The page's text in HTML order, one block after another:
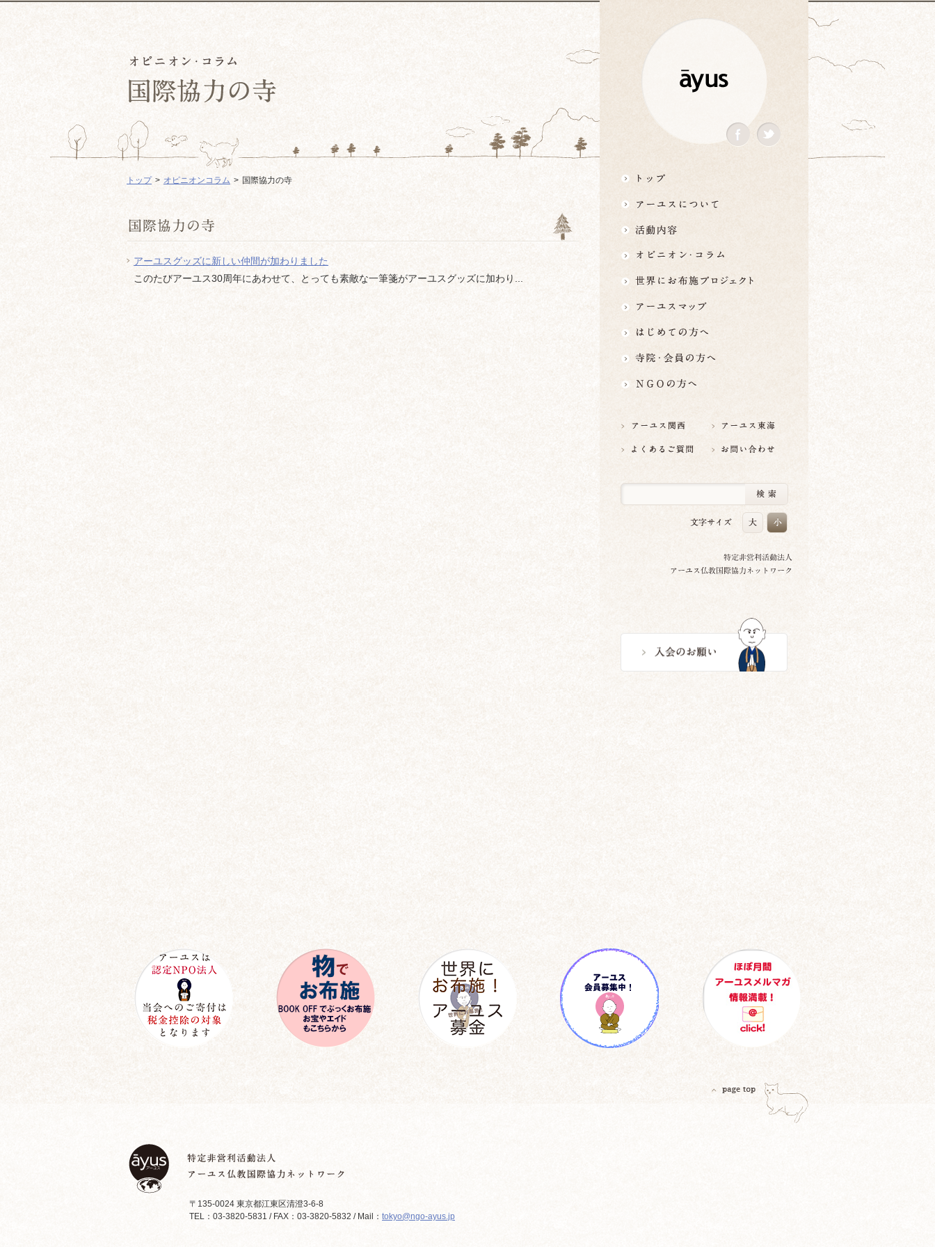
トップ オピニオンコラム 国際協力の寺
アーユスグッズに新しい仲間が加わりました
このたびアーユス30周年にあわせて、とっても素敵な一筆箋がアーユスグッズに加わり...
〒135-0024 東京都江東区清澄3-6-8
TEL：03-3820-5831 / FAX：03-3820-5832 / Mail： tokyo@ngo-ayus.jp